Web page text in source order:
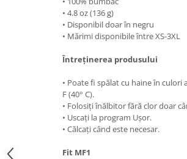
• 4.8 oz (136 g)
• Disponibil doar în negru
• Mărimi disponibile între XS-3XL
Întreținerea produsului
• Poate fi spălat cu haine în
F (40° C).
• Folosiți înălbitor fără clor doar
• Uscați la program Ușor.
• Călcați când este necesar.
Fit MF1